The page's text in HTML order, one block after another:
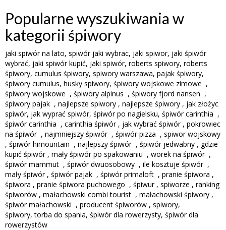
Popularne wyszukiwania w
kategorii śpiwory
jaki spiwór na lato, spiwór jaki wybrac, jaki spiwor, jaki śpiwór
wybrać, jaki spiwór kupić, jaki spiwór, roberts spiwory, roberts
śpiwory, cumulus śpiwory, spiwory warszawa, pajak śpiwory,
śpiwory cumulus, husky spiwory, śpiwory wojskowe zimowe ,
śpiwory wojskowe , śpiwory alpinus , śpiwory fjord nansen ,
śpiwory pajak , najlepsze spiwory , najlepsze śpiwory , jak złożyc
spiwór, jak wyprać spiwór, śpiwór po nagielsku, śpiwór carinthia ,
śpiwór carinthia , carinthia śpiwór , jak wybrać śpiwór , pokrowiec
na śpiwór , najmniejszy śpiwór , śpiwór pizza , spiwor wojskowy
, śpiwór himountain , najlepszy śpiwór , śpiwór jedwabny , gdzie
kupić śpiwór , mały śpiwór po spakowaniu , worek na śpiwór ,
śpiwór mammut , śpiwór dwuosobowy , ile kosztuje śpiwór ,
mały śpiwór , śpiwór pajak , śpiwór primaloft , pranie śpiwora ,
śpiwora , pranie śpiwora puchowego , śpiwur , spiworze , ranking
śpiworów , małachowski combi tourist , małachowski śpiwory ,
śpiwór małachowski , producent śpiworów , spiwory,
śpiwory, torba do spania, śpiwór dla rowerzysty, śpiwór dla
rowerzystów